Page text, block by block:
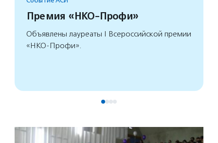
Премия «НКО-Профи»
Объявлены лауреаты I Всероссийской премии
«НКО-Профи».